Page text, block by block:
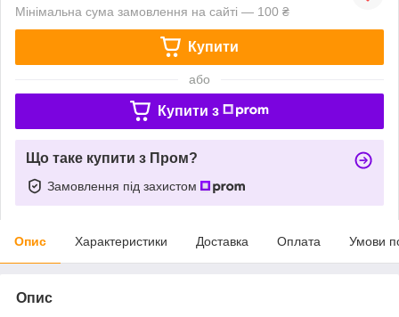
Мінімальна сума замовлення на сайті — 100 ₴
Купити
або
Купити з
Що таке купити з Пром?
Замовлення під захистом
Опис Характеристики Доставка Оплата Умови
Опис